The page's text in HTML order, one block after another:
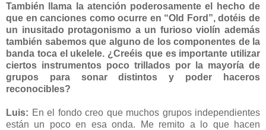
También llama la atención poderosamente el hecho de
que en canciones como ocurre en “Old Ford”, dotéis de
un inusitado protagonismo a un furioso violín además
también sabemos que alguno de los componentes de la
banda toca el ukelele. ¿Creéis que es importante utilizar
ciertos instrumentos poco trillados por la mayoría de
grupos para sonar distintos y poder haceros
reconocibles?
Luis: En el fondo creo que muchos grupos independientes
están un poco en esa onda. Me remito a lo que hacen